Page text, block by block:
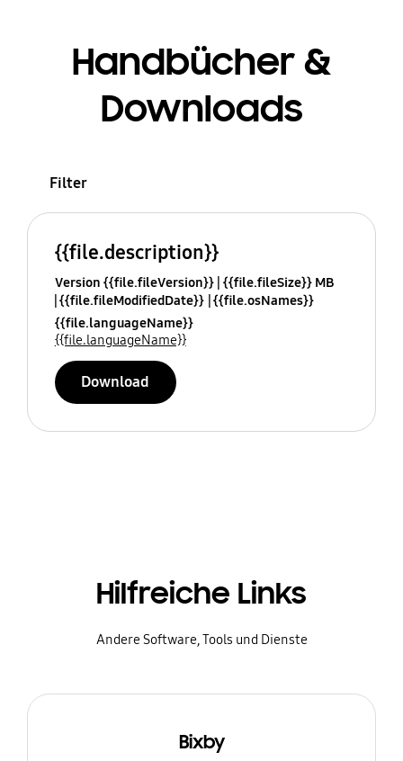
Handbücher &
Downloads
Filter
{{file.description}}
Version {{file.fileVersion}} {{file.fileSize}} MB
{{file.fileModifiedDate}} {{file.osNames}}
{{file.languageName}}
{{file.languageName}}
Download
Hilfreiche Links
Andere Software, Tools und Dienste
Bixby